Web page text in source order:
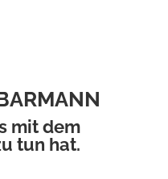
mit dem
tun hat.